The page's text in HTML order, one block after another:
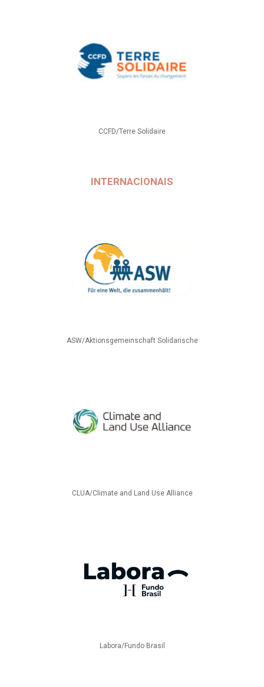
CCFD/Terre Solidaire
INTERNACIONAIS
ASW/Aktionsgemeinschaft Solidarische
CLUA/Climate and Land Use Alliance
Labora/Fundo Brasil